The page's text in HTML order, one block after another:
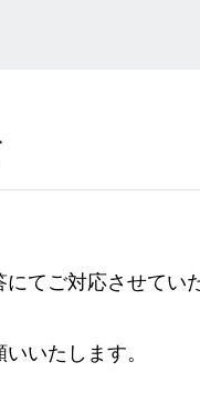
てご対応させてい
いたします。